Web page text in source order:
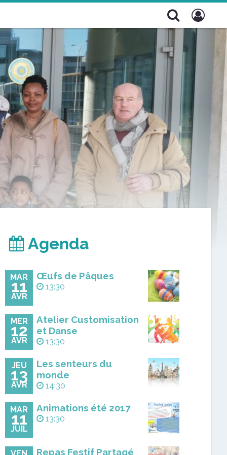
Agenda
MAR
11
AVR
Œufs de Pâques
13:30
MER
12
AVR
Atelier Customisation
et Danse
13:30
JEU
13
AVR
Les senteurs du
monde
14:30
MAR
11
JUIL
Animations été 2017
13:30
Repas Festif Partagé